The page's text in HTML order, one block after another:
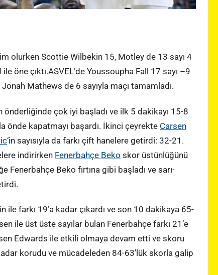
olurken Scottie Wilbekin 15, Motley de 13 sayı 4
öne çıktı.ASVEL’de Youssoupha Fall 17 sayı –9
Mathews de 6 sayıyla maçı tamamladı.
çok iyi başladı ve ilk 5 dakikayı 15-8
önde kapatmayı başardı. İkinci çeyrekte Carsen
‘in sayısıyla da farkı çift hanelere getirdi: 32-21.
indirirken Fenerbahçe Beko skor üstünlüğünü
Beko fırtına gibi başladı ve sarı-
farkı 19’a kadar çıkardı ve son 10 dakikaya 65-
ile üst üste sayılar bulan Fenerbahçe farkı 21’e
Edwards ile etkili olmaya devam etti ve skoru
korudu ve mücadeleden 84-63’lük skorla galip